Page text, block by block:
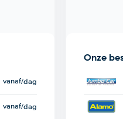
vanaf/dag
vanaf/dag
Onze